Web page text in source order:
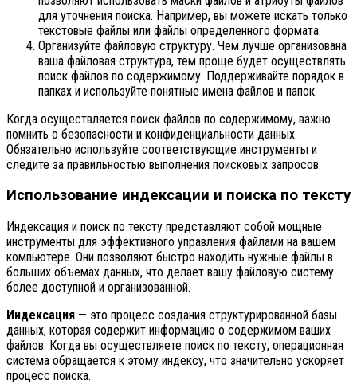
для уточнения поиска. Например, вы можете искать только
текстовые файлы или файлы определенного формата.
Организуйте файловую структуру. Чем лучше организована
ваша файловая структура, тем проще будет осуществлять
поиск файлов по содержимому. Поддерживайте порядок в
папках и используйте понятные имена файлов и папок.
Когда осуществляется поиск файлов по содержимому, важно
помнить о безопасности и конфиденциальности данных.
Обязательно используйте соответствующие инструменты и
следите за правильностью выполнения поисковых запросов.
Использование индексации и поиска по тексту
Индексация и поиск по тексту представляют собой мощные
инструменты для эффективного управления файлами на вашем
компьютере. Они позволяют быстро находить нужные файлы в
больших объемах данных, что делает вашу файловую систему
более доступной и организованной.
Индексация — это процесс создания структурированной базы
данных, которая содержит информацию о содержимом ваших
файлов. Когда вы осуществляете поиск по тексту, операционная
система обращается к этому индексу, что значительно ускоряет
процесс поиска.